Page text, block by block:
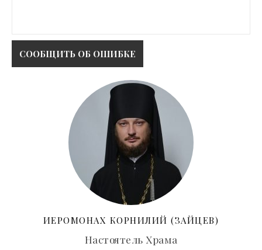
ИЕРОМОНАХ КОРНИЛИЙ (ЗАЙЦЕВ)
Настоятель Храма